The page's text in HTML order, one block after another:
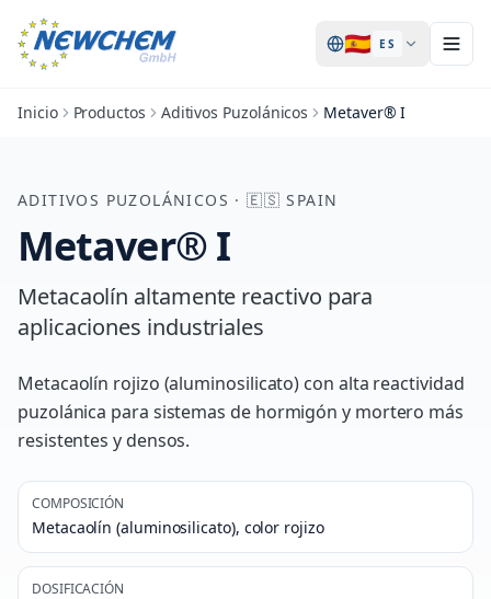
🇪🇸 ES
Inicio Productos Aditivos Puzolánicos Metaver® I
ADITIVOS PUZOLÁNICOS ·🇪🇸 SPAIN
Metaver® I
Metacaolín altamente reactivo para
aplicaciones industriales
Metacaolín rojizo (aluminosilicato) con alta reactividad
puzolánica para sistemas de hormigón y mortero más
resistentes y densos.
COMPOSICIÓN
Metacaolín (aluminosilicato), color rojizo
DOSIFICACIÓN